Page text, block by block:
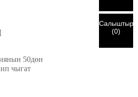
50дөн
чыгат
Тапшыруу
материалдардын бузулушуна алып
сиз электрондук почта
(0)